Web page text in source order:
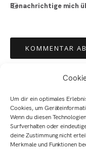
Um dir ein optimales
Cookies, um
Wenn du diesen
Surfverhalten oder
deine Zustimmung nicht
Merkmale und Funktionen
Benachrichtige mich